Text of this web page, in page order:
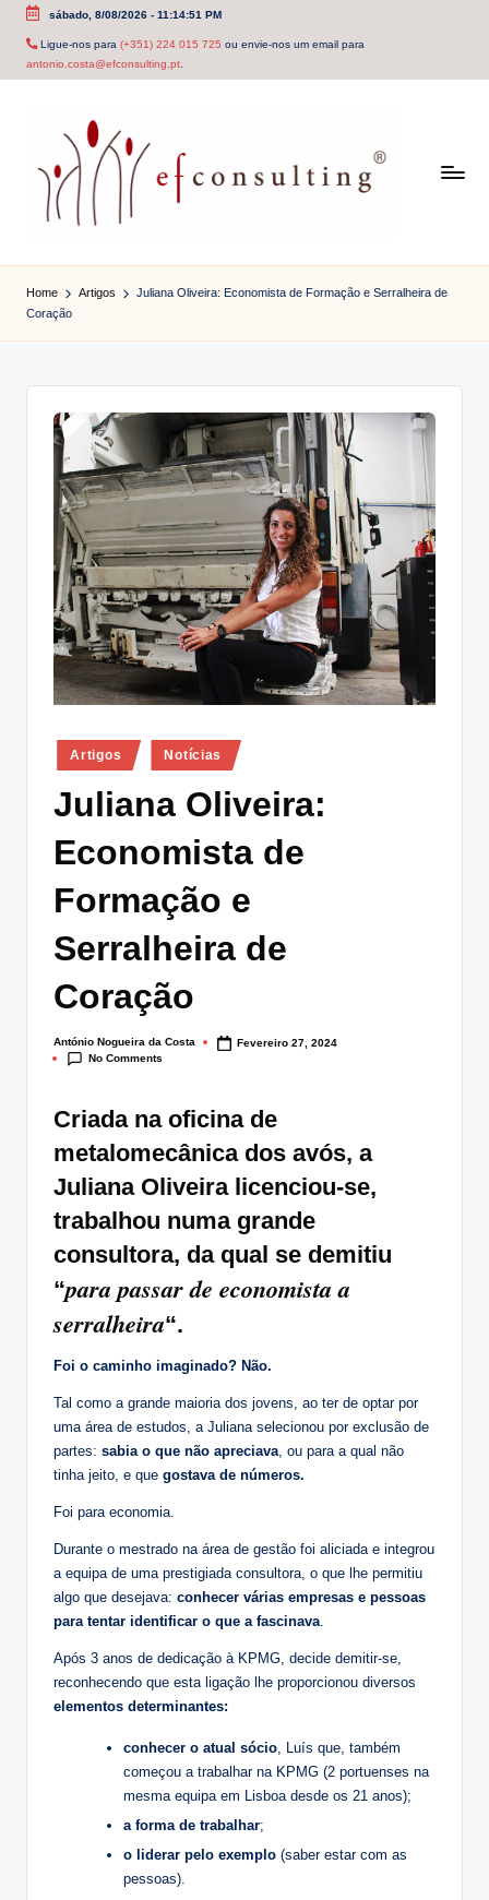
Skip
sábado, 8/08/2026- 11:14:52 PM
Ligue-nos para (+351) 224 015 725 ou envie-nos um email para
antonio.costa@efconsulting.pt.
f
Home Artigos
Juliana Oliveira: Economista de Formação e Serralheira de
Coração
Posted
in
Artigos Notícias
Juliana Oliveira:
Economista de
Formação e
Serralheira de
Coração
Posted
by
António Nogueira da Costa
Fevereiro 27, 2024
No Comments
Criada na oficina de
metalomecânica dos avós, a
Juliana Oliveira licenciou-se,
trabalhou numa grande
consultora, da qual se demitiu
“para passar de economista a
serralheira“.
Foi o caminho imaginado? Não.
Tal como a grande maioria dos jovens, ao ter de optar por
uma área de estudos, a Juliana selecionou por exclusão de
partes: sabia o que não apreciava , ou para a qual não
tinha jeito, e que gostava de números.
Foi para economia.
Durante o mestrado na área de gestão foi aliciada e integrou
a equipa de uma prestigiada consultora, o que lhe permitiu
algo que desejava: conhecer várias empresas e pessoas
para tentar identificar o que a fascinava
Após 3 anos de dedicação à KPMG, decide demitir-se,
reconhecendo que esta ligação lhe proporcionou diversos
elementos determinantes:
conhecer o atual sócio , Luís que, também
começou a trabalhar na KPMG (2 portuenses na
mesma equipa em Lisboa desde os 21 anos);
a forma de trabalhar;
o liderar pelo exemplo (saber estar com as
pessoas).